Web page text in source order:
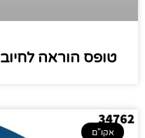
טופס הוראה
אקו"ם